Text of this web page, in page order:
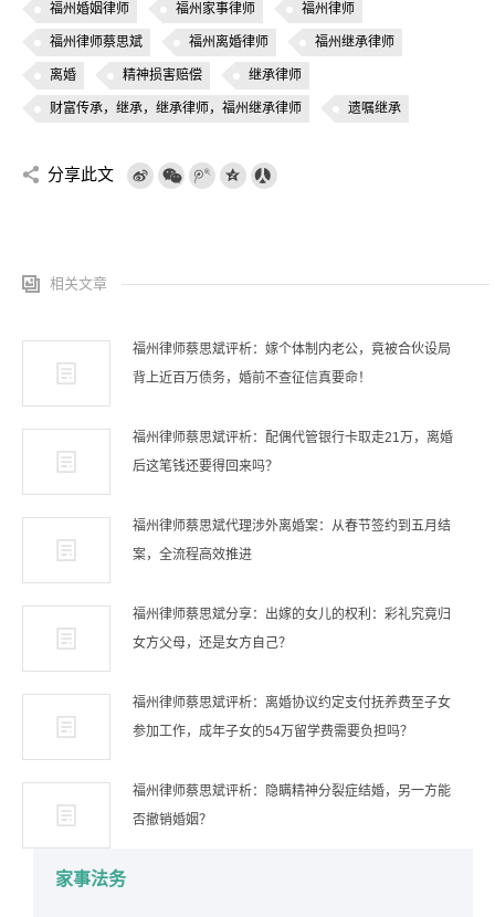
福州婚姻律师 福州家事律师 福州律师
福州律师蔡思斌 福州离婚律师 福州继承律师
离婚 精神损害赔偿 继承律师
财富传承，继承，继承律师，福州继承律师 遗嘱继承
分享此文
相关文章
福州律师蔡思斌评析：嫁个体制内老公，竟被合伙设局
背上近百万债务，婚前不查征信真要命！
福州律师蔡思斌评析：配偶代管银行卡取走21万，离婚
后这笔钱还要得回来吗？
福州律师蔡思斌代理涉外离婚案：从春节签约到五月结
案，全流程高效推进
福州律师蔡思斌分享：出嫁的女儿的权利：彩礼究竟归
女方父母，还是女方自己？
福州律师蔡思斌评析：离婚协议约定支付抚养费至子女
参加工作，成年子女的54万留学费需要负担吗？
福州律师蔡思斌评析：隐瞒精神分裂症结婚，另一方能
否撤销婚姻？
家事法务